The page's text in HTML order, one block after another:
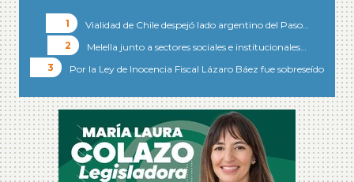
Vialidad de Chile despejó lado argentino del Paso…
Melella junto a sectores sociales e institucionales…
Por la Ley de Inocencia Fiscal Lázaro Báez fue sobreseído